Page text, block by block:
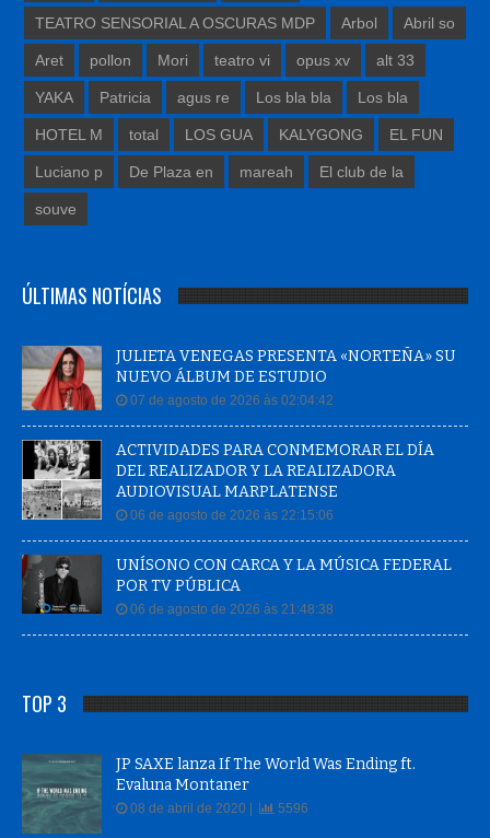
TEATRO SENSORIAL A OSCURAS MDP Arbol Abril so
Aret pollon Mori teatro vi opus xv alt 33
YAKA Patricia agus re Los bla bla Los bla
HOTEL M total LOS GUA KALYGONG EL FUN
Luciano p De Plaza en mareah El club de la
souve
ÚLTIMAS NOTÍCIAS
JULIETA VENEGAS PRESENTA «NORTEÑA» SU
NUEVO ÁLBUM DE ESTUDIO
07 de agosto de 2026 às 02:04:42
ACTIVIDADES PARA CONMEMORAR EL DÍA
DEL REALIZADOR Y LA REALIZADORA
AUDIOVISUAL MARPLATENSE
06 de agosto de 2026 às 22:15:06
UNÍSONO CON CARCA Y LA MÚSICA FEDERAL
POR TV PÚBLICA
06 de agosto de 2026 às 21:48:38
TOP 3
JP SAXE lanza If The World Was Ending ft.
Evaluna Montaner
08 de abril de 2020 | 5596